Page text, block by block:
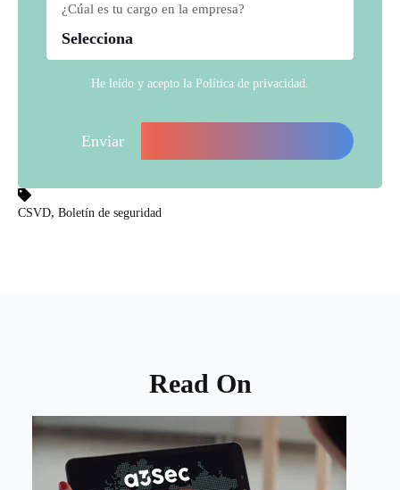
¿Cúal es tu cargo en la empresa?
He leído y acepto la Política de privacidad
CSVD, Boletín de seguridad
Read On